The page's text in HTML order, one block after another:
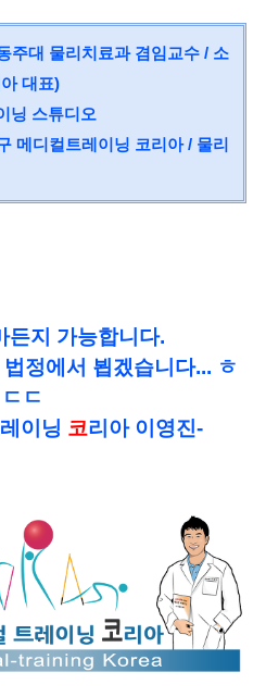
주대 물리치료과 겸임교수 / 소
대표)
닝 스튜디오
메디컬트레이닝 코리아 / 물리
든지 가능합니다.
정에서 뵙겠습니다... ㅎ
ㄷㄷ
이닝 코리아 이영진-